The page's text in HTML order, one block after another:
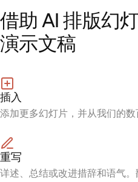
借助 AI 排版幻
演示文稿
插入
添加更多幻灯片，并从我们的
重写
详述、总结或改进措辞和语气。